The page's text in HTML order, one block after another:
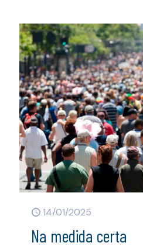
14/01/2025
Na medida certa